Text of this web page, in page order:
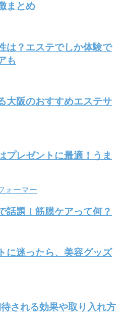
まとめ
は？エステでしか体験で
も
大阪のおすすめエステサ
プレゼントに最適！うま
話題！筋膜ケアって何？
に迷ったら、美容グッズ
される効果や取り入れ方